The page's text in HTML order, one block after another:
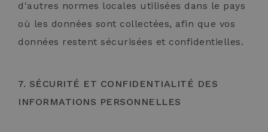
d'autres normes locales utilisées dans le pays
où les données sont collectées, afin que vos
données restent sécurisées et confidentielles.
7. SÉCURITÉ ET CONFIDENTIALITÉ DES
INFORMATIONS PERSONNELLES